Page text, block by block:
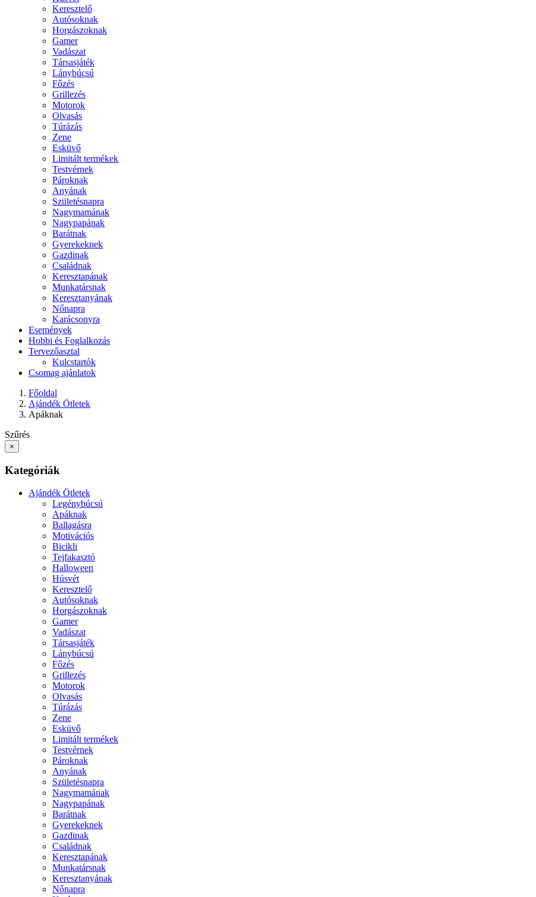
Keresztelő
Autósoknak
Horgászoknak
Gamer
Vadászat
Társasjáték
Lánybúcsú
Főzés
Grillezés
Motorok
Olvasás
Túrázás
Zene
Esküvő
Limitált termékek
Testvérnek
Pároknak
Anyának
Születésnapra
Nagymamának
Nagypapának
Barátnak
Gyerekeknek
Gazdinak
Családnak
Keresztapának
Munkatársnak
Keresztanyának
Nőnapra
Karácsonyra
Események
Hobbi és Foglalkozás
Tervezőasztal
Kulcstartók
Csomag ajánlatok
Főoldal
Ajándék Ötletek
Apáknak
Szűrés
×
Kategóriák
Ajándék Ötletek
Legénybúcsú
Apáknak
Ballagásra
Motivációs
Bicikli
Tejfakasztó
Halloween
Húsvét
Keresztelő
Autósoknak
Horgászoknak
Gamer
Vadászat
Társasjáték
Lánybúcsú
Főzés
Grillezés
Motorok
Olvasás
Túrázás
Zene
Esküvő
Limitált termékek
Testvérnek
Pároknak
Anyának
Születésnapra
Nagymamának
Nagypapának
Barátnak
Gyerekeknek
Gazdinak
Családnak
Keresztapának
Munkatársnak
Keresztanyának
Nőnapra